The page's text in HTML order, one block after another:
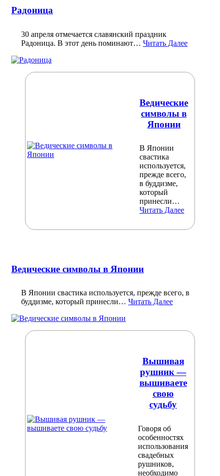
Радоница
30 апреля отмечается славянский праздник
Радоница. В этот день поминают… Читать Далее
Ведические
символы в
Японии
В Японии
свастика
используется,
прежде всего,
в буддизме,
который
принесли…
Читать Далее
Ведические символы в Японии
В Японии свастика используется, прежде всего, в
буддизме, который принесли… Читать Далее
Вышивая
рушник —
вышиваете
свою
судьбу
Говоря об
особенностях
использования
свадебных
рушников,
необходимо